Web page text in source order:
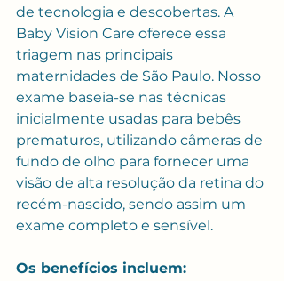
de tecnologia e descobertas. A
Baby Vision Care oferece essa
triagem nas principais
maternidades de São Paulo. Nosso
exame baseia-se nas técnicas
inicialmente usadas para bebês
prematuros, utilizando câmeras de
fundo de olho para fornecer uma
visão de alta resolução da retina do
recém-nascido, sendo assim um
exame completo e sensível.
Os benefícios incluem: